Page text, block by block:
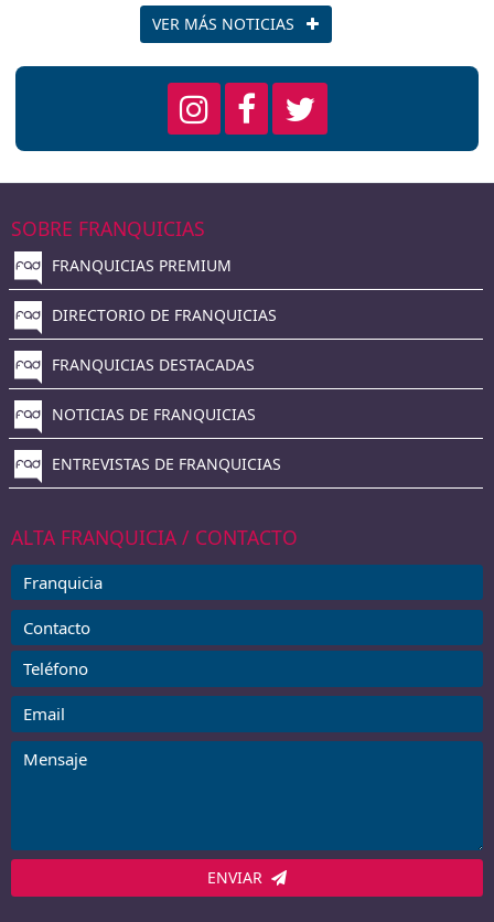
tratamiento.
VER MÁS NOTICIAS
SOBRE FRANQUICIAS
FRANQUICIAS PREMIUM
DIRECTORIO DE FRANQUICIAS
FRANQUICIAS DESTACADAS
NOTICIAS DE FRANQUICIAS
ENTREVISTAS DE FRANQUICIAS
ALTA FRANQUICIA / CONTACTO
ENVIAR